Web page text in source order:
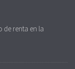
de renta en la